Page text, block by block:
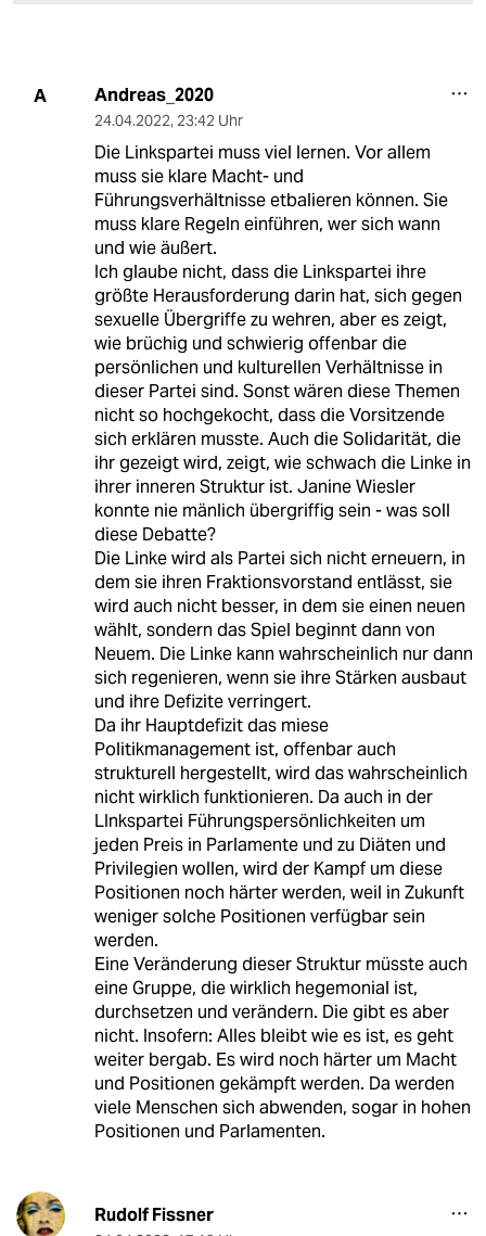
A Andreas_2020
24.04.2022, 23:42 Uhr
Die Linkspartei muss viel lernen. Vor allem
muss sie klare Macht- und
Führungsverhältnisse etbalieren können. Sie
muss klare Regeln einführen, wer sich wann
und wie äußert.
Ich glaube nicht, dass die Linkspartei ihre
größte Herausforderung darin hat, sich gegen
sexuelle Übergriffe zu wehren, aber es zeigt,
wie brüchig und schwierig offenbar die
persönlichen und kulturellen Verhältnisse in
dieser Partei sind. Sonst wären diese Themen
nicht so hochgekocht, dass die Vorsitzende
sich erklären musste. Auch die Solidarität, die
ihr gezeigt wird, zeigt, wie schwach die Linke in
ihrer inneren Struktur ist. Janine Wiesler
konnte nie mänlich übergriffig sein - was soll
diese Debatte?
Die Linke wird als Partei sich nicht erneuern, in
dem sie ihren Fraktionsvorstand entlässt, sie
wird auch nicht besser, in dem sie einen neuen
wählt, sondern das Spiel beginnt dann von
Neuem. Die Linke kann wahrscheinlich nur dann
sich regenieren, wenn sie ihre Stärken ausbaut
und ihre Defizite verringert.
Da ihr Hauptdefizit das miese
Politikmanagement ist, offenbar auch
strukturell hergestellt, wird das wahrscheinlich
nicht wirklich funktionieren. Da auch in der
LInkspartei Führungspersönlichkeiten um
jeden Preis in Parlamente und zu Diäten und
Privilegien wollen, wird der Kampf um diese
Positionen noch härter werden, weil in Zukunft
weniger solche Positionen verfügbar sein
werden.
Eine Veränderung dieser Struktur müsste auch
eine Gruppe, die wirklich hegemonial ist,
durchsetzen und verändern. Die gibt es aber
nicht. Insofern: Alles bleibt wie es ist, es geht
weiter bergab. Es wird noch härter um Macht
und Positionen gekämpft werden. Da werden
viele Menschen sich abwenden, sogar in hohen
Positionen und Parlamenten.
Rudolf Fissner